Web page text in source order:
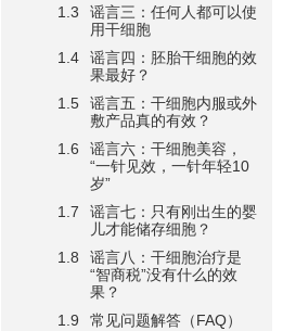
谣言三：任何人都可以使
用干细胞
谣言四：胚胎干细胞的效
果最好？
谣言五：干细胞内服或外
敷产品真的有效？
谣言六：干细胞美容，
“一针见效，一针年轻10
岁”
谣言七：只有刚出生的婴
儿才能储存细胞？
谣言八：干细胞治疗是
“智商税”没有什么的效
果？
常见问题解答（FAQ）